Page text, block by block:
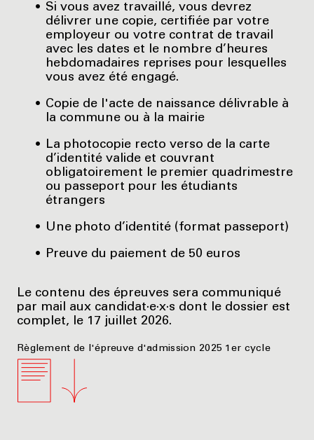
Si vous avez travaillé, vous devrez
délivrer une copie, certifiée par votre
employeur ou votre contrat de travail
avec les dates et le nombre d’heures
hebdomadaires reprises pour lesquelles
vous avez été engagé.
Copie de l'acte de naissance délivrable à
la commune ou à la mairie
La photocopie recto verso de la carte
d’identité valide et couvrant
obligatoirement le premier quadrimestre
ou passeport pour les étudiants
étrangers
Une photo d’identité (format passeport)
Preuve du paiement de 50 euros
Le contenu des épreuves sera communiqué
par mail aux candidat·e·x·s dont le dossier est
complet, le 17 juillet 2026.
Règlement de l'épreuve d'admission 2025 1er cycle